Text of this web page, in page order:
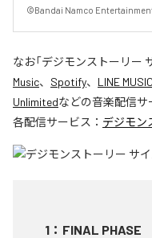
©Bandai Namco
なお「デジモンストーリー
Music、 Spotify、 LINE MUSIC
Unlimitedなどの音楽配信サ
各配信サービス： デジモン
1 ： FINAL PHASE